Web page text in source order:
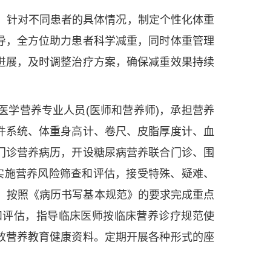
对不同患者的具体情况，制定个性化体重
全方位助力患者科学减重，同时体重管理
，及时调整治疗方案，确保减重效果持续
学营养专业人员(医师和营养师)，承担营养
统、体重身高计、卷尺、皮脂厚度计、血
营养病历，开设糖尿病营养联合门诊、围
营养风险筛查和评估，接受特殊、疑难、
照《病历书写基本规范》的要求完成重点
估，指导临床医师按临床营养诊疗规范使
养教育健康资料。定期开展各种形式的座